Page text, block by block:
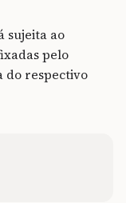
sujeita ao
pelo
do respectivo